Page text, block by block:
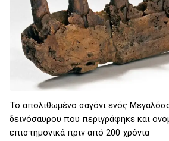
To απολιθωμένο σαγόνι ενός
δεινόσαυρου που περιγράφηκε και
επιστημονικά πριν από 200 χρόνια